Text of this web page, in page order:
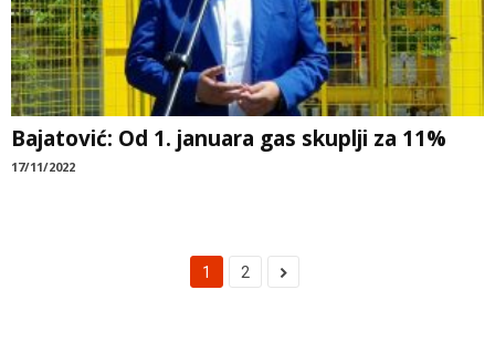
Bajatović: Od 1. januara gas skuplji za 11%
17/11/2022
1 2